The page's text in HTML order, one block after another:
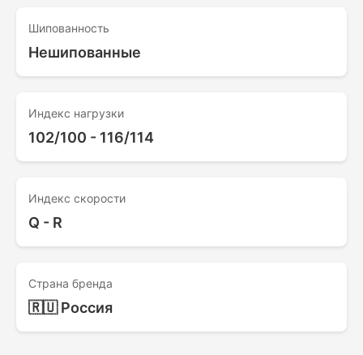
Шипованность
Нешипованные
Индекс нагрузки
102/100 - 116/114
Индекс скорости
Q - R
Страна бренда
🇷🇺 Россия